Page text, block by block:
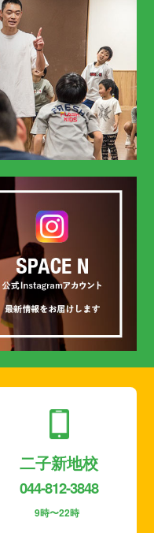
二子新地校
044-812-3848
9時〜22時